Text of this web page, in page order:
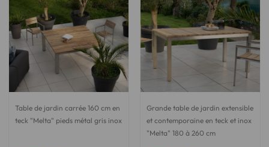
Table de jardin carrée 160 cm en
teck "Melta" pieds métal gris inox
Grande table de jardin extensible
et contemporaine en teck et inox
"Melta" 180 à 260 cm